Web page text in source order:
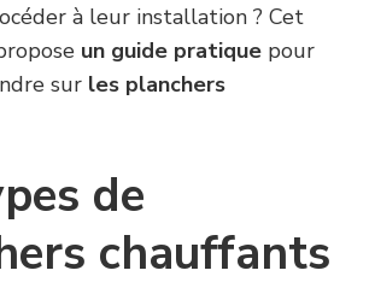
à leur installation ? Cet
un guide pratique pour
sur les planchers
de
chauffants